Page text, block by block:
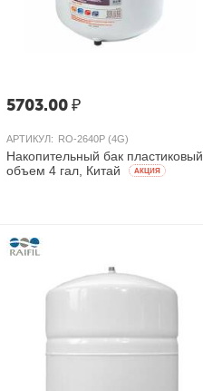
5703.00₽
АРТИКУЛ: RO-2640P (4G)
Накопительный бак пластиковый,
объем 4 гал, Китай
AКЦИЯ